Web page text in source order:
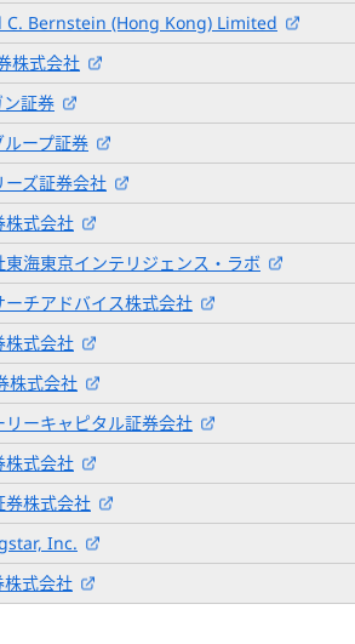
C. Bernstein (Hong Kong) Limited
株式会社
ン証券
ループ証券
ーズ証券会社
株式会社
東海東京インテリジェンス・ラボ
ーチアドバイス株式会社
株式会社
株式会社
リーキャピタル証券会社
株式会社
券株式会社
Inc.
株式会社